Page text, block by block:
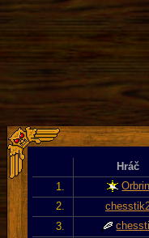
Hráč
1.
Orbrin
2.
3.